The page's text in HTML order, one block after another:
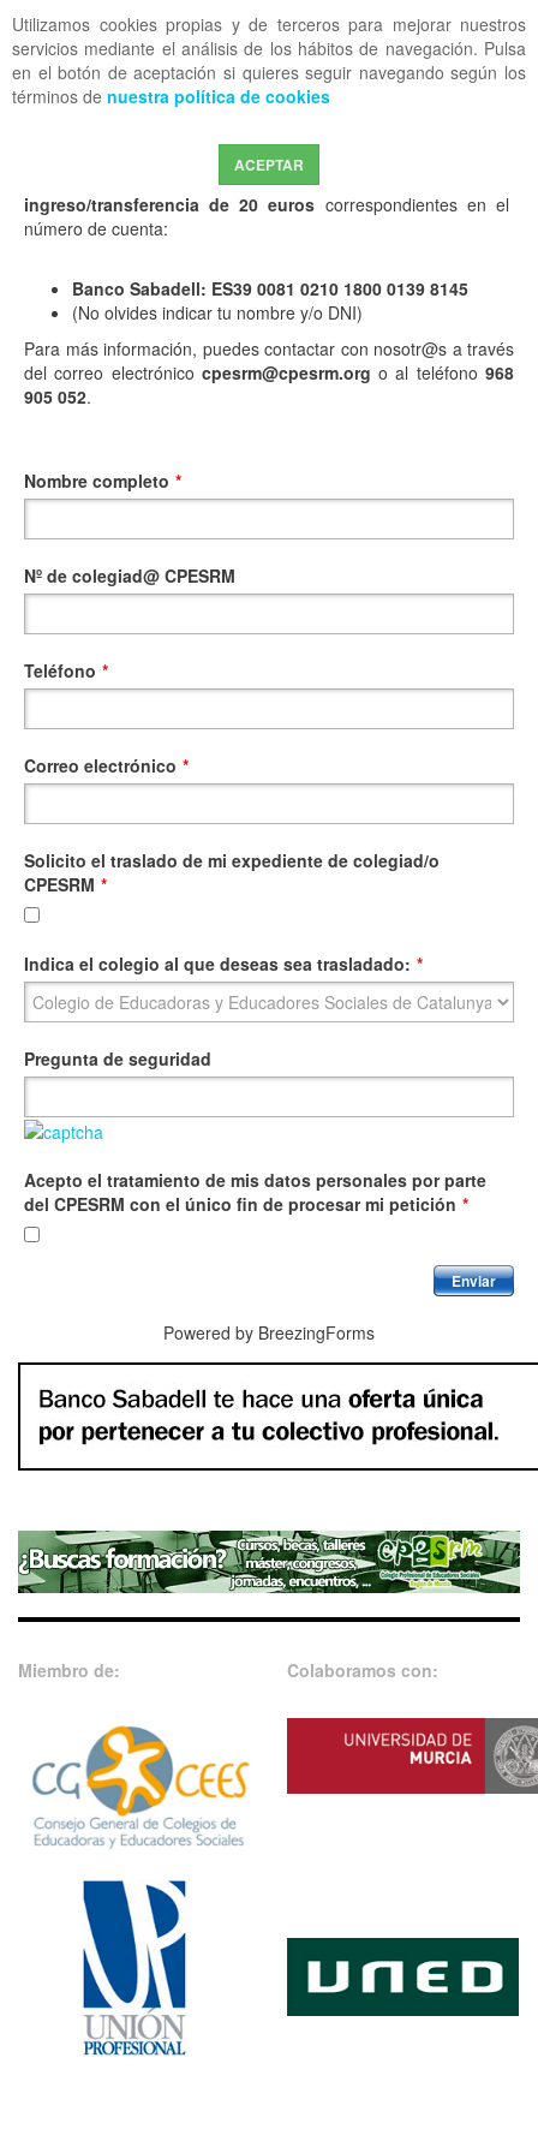
Utilizamos cookies propias y de terceros para mejorar nuestros
servicios mediante el análisis de los hábitos de navegación. Pulsa
en el botón de aceptación si quieres seguir navegando según los
términos de nuestra política de cookies
ACEPTAR
OFF CANVAS
Cumplimenta el siguiente formulario para iniciar tu proceso de
procederemos a su tramitación.
Para poder procesar su petición deberá de realizar el
ingreso/transferencia de 20 euros correspondientes en el
número de cuenta:
Banco Sabadell: ES39 0081 0210 1800 0139 8145
(No olvides indicar tu nombre y/o DNI)
Para más información, puedes contactar con nosotr@s a través
del correo electrónico cpesrm@cpesrm.org o al teléfono968
905 052.
Nombre completo *
Nº de colegiad@ CPESRM
Teléfono *
Correo electrónico *
Solicito el traslado de mi expediente de colegiad/o
CPESRM *
Indica el colegio al que deseas sea trasladado: *
Pregunta de seguridad
Acepto el tratamiento de mis datos personales por parte
del CPESRM con el único fin de procesar mi petición *
Enviar
Powered by BreezingForms
Miembro de: Colaboramos con: